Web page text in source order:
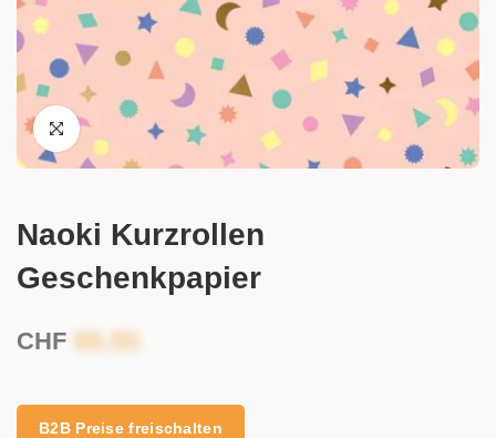
Naoki Kurzrollen
Geschenkpapier
CHF
B2B Preise freischalten